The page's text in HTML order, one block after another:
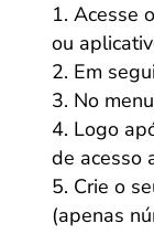
Acesse
ou
Em
No
Logo
de acesso
Crie o
(apenas